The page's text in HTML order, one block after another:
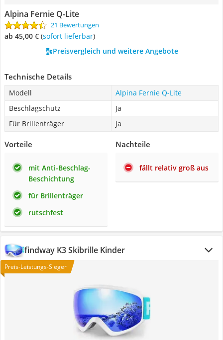
Alpina Fernie Q-Lite
21 Bewertungen
ab 45,00 € ( Sofort lieferbar)
Preisvergleich und weitere Angebote
Technische Details
Modell
Alpina Fernie Q-Lite
Beschlagschutz
Ja
Für Brillenträger
Ja
Vorteile
mit Anti-Beschlag-
Beschichtung
für Brillenträger
rutschfest
Nachteile
fällt relativ groß aus
findway K3 Skibrille Kinder
Preis-Leistungs-Sieger